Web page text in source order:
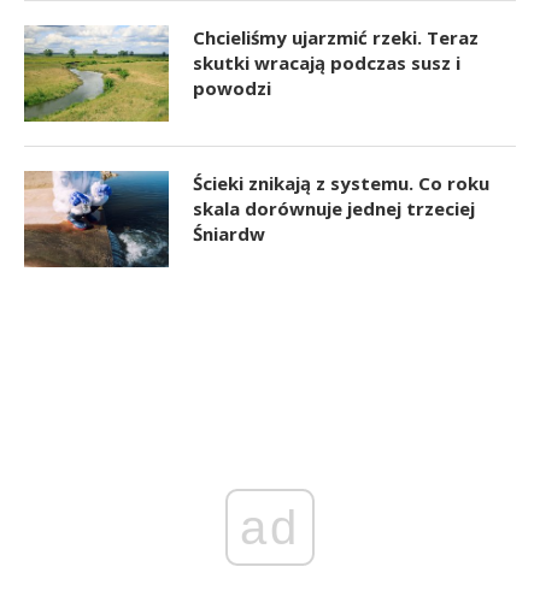
Chcieliśmy ujarzmić rzeki. Teraz
skutki wracają podczas susz i
powodzi
Ścieki znikają z systemu. Co roku
skala dorównuje jednej trzeciej
Śniardw
ad